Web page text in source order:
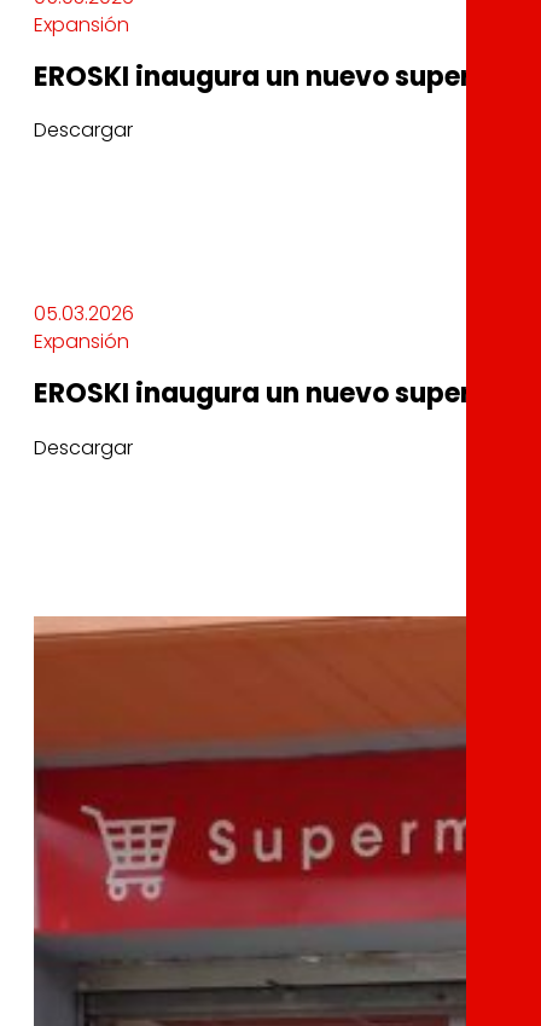
Expansión
EROSKI inaugura un nuevo
Descargar
05.03.2026
Expansión
EROSKI inaugura un nuevo
Descargar